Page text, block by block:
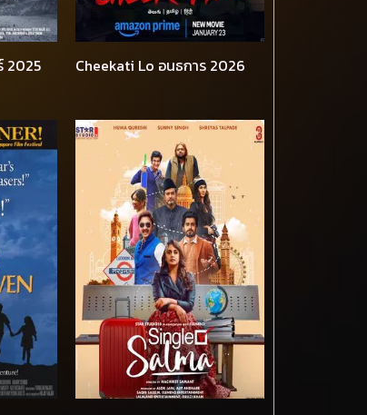
2025 Cheekati Lo อนธการ 2026